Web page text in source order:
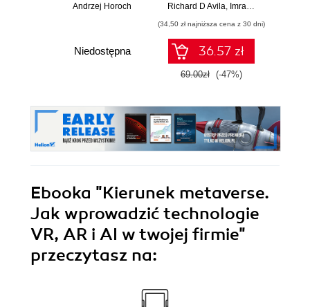
i AI w twojej firmie
Andrzej Horoch
Niedostępna
niezawodnego
Richard D Avila Imran Ahmad
(34,50 zł najniższa cena z 30 dni)
36.57 zł
69.00zł (-47%)
Ebooka "Kierunek metaverse.
Jak wprowadzić technologie
VR, AR i AI w twojej firmie"
przeczytasz na: